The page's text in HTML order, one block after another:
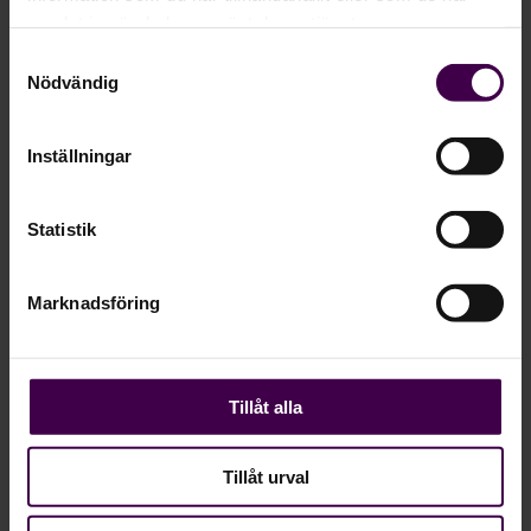
Nödvändig
Inställningar
Statistik
Marknadsföring
Tillåt alla
Tillåt urval
fokus på din kärnverksamhet, genom att